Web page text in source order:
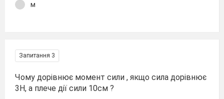
м
Запитання 3
Чому дорівнює момент сили , якщо сила дорівнює
3Н, а плече дії сили 10см ?